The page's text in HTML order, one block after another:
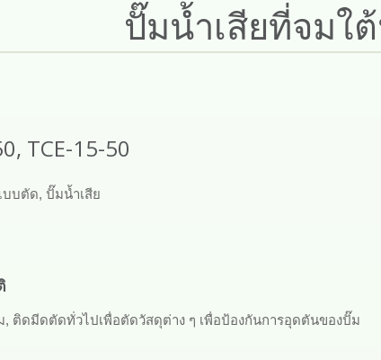
ปั๊มน้ำเสียที่จมใ
TCE-15-50
บตัด, ปั๊มน้ำเสีย
ติดมีดตัดทั่วไปเพื่อตัดวัสดุต่าง ๆ เพื่อป้องกันการอุดตันของปั๊ม